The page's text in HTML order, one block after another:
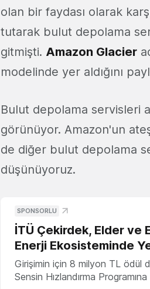
olan bir faydası olarak
tutarak bulut depolama
gitmişti. Amazon Glacier
modelinde yer aldığını
Bulut depolama servisleri
görünüyor. Amazon'un
de diğer bulut depolama
düşünüyoruz.
SPONSORLU
İTÜ Çekirdek, Elder ve
Enerji Ekosisteminde
Girişimin için 8 milyon TL ödül
Sensin Hızlandırma